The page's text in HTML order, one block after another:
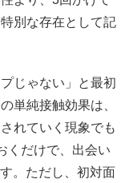
別な存在として記
じゃない」と最初
単純接触効果は、
れていく現象でも
くだけで、出会い
。ただし、初対面